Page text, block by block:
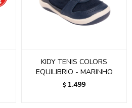
KIDY TENIS COLORS
EQUILIBRIO - MARINHO
$ 1.499